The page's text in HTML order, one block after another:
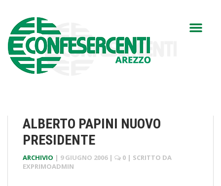
ALBERTO PAPINI NUOVO
PRESIDENTE
ARCHIVIO | 9 GIUGNO 2006 | 0 | SCRITTO DA
EXPRIMOADMIN